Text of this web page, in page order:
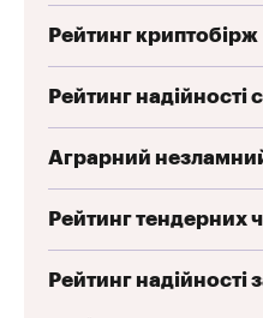
Рейтинг криптобірж
Рейтинг надійності
Аграрний
Рейтинг тендерних
Рейтинг надійності